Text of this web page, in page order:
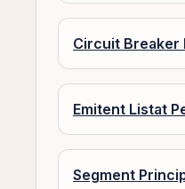
Circuit Breaker
Emitent Listat
Segment